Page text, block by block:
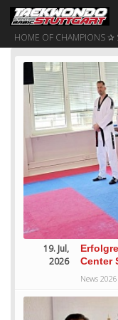
HOME OF CHAMPIONS ✰
19. Jul,
2026
Center
News 2026